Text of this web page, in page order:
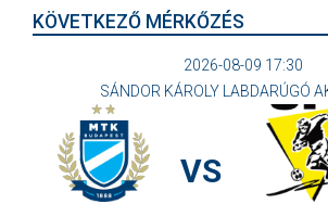
KÖVETKEZŐ MÉRKŐZÉS
2026-08-09 17:30
SÁNDOR KÁROLY LABDARÚGÓ
VS